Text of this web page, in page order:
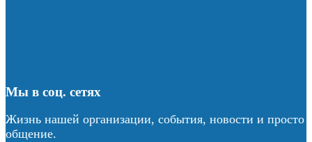
Мы в соц. сетях
Жизнь нашей организации, события, новости и просто
общение.